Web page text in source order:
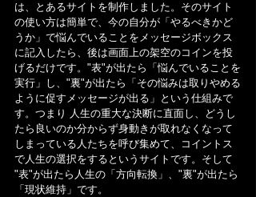
は、とあるサイトを制作しました。そのサイト
の使い方は簡単で、今の自分が「やるべきかど
うか」で悩んでいることをメッセージボックス
に記入したら、後は画面上の架空のコインを投
げるだけです。"表"が出たら「悩んでいることを
実行」し、"裏"が出たら「その悩みは取りやめる
ように促すメッセージが出る」という仕組みで
す。つまり 人生の重大な決断に直面し、どうし
たら良いのか分からず身動きが取れなくなって
しまっている人たちを呼び集めて、コイントス
で人生の選択をするというサイトです。そして
"表"が出たら人生の「方向転換」、"裏"が出たら
「現状維持」です。